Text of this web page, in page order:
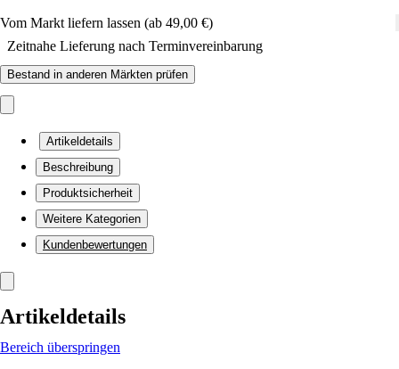
Vom Markt liefern lassen (ab 49,00 €)
Zeitnahe Lieferung nach Terminvereinbarung
Bestand in anderen Märkten prüfen
Artikeldetails
Beschreibung
Produktsicherheit
Weitere Kategorien
Kundenbewertungen
Artikeldetails
Bereich überspringen